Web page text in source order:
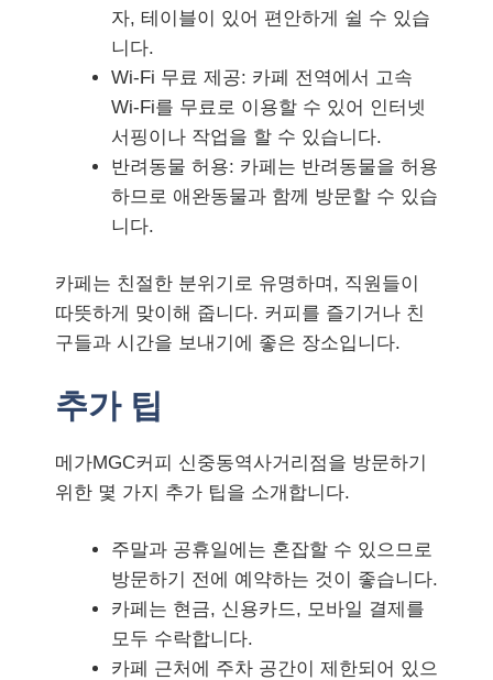
자, 테이블이 있어 편안하게 쉴 수 있습
니다.
Wi-Fi 무료 제공: 카페 전역에서 고속
Wi-Fi를 무료로 이용할 수 있어 인터넷
서핑이나 작업을 할 수 있습니다.
반려동물 허용: 카페는 반려동물을 허용
하므로 애완동물과 함께 방문할 수 있습
니다.
카페는 친절한 분위기로 유명하며, 직원들이
따뜻하게 맞이해 줍니다. 커피를 즐기거나 친
구들과 시간을 보내기에 좋은 장소입니다.
추가 팁
메가MGC커피 신중동역사거리점을 방문하기
위한 몇 가지 추가 팁을 소개합니다.
주말과 공휴일에는 혼잡할 수 있으므로
방문하기 전에 예약하는 것이 좋습니다.
카페는 현금, 신용카드, 모바일 결제를
모두 수락합니다.
카페 근처에 주차 공간이 제한되어 있으